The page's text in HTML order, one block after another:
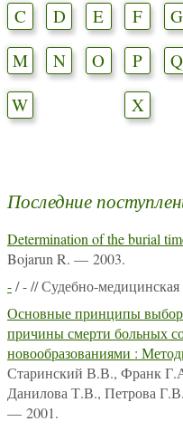
C
D E F G
M
N O P Q
W
X
Последние
Determination of the burial
Bojarun R. — 2003.
-/ - // Судебно-
Основные принципы
причины смерти больных
новообразованиями :
Старинский В.В., Франк
Данилова Т.В., Петрова
— 2001.